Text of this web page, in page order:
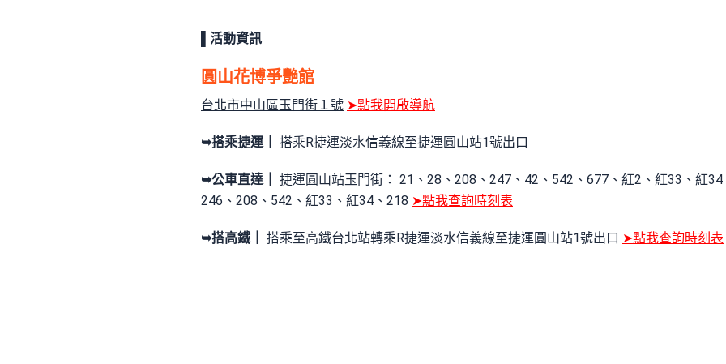
▌活動資訊
圓山花博爭艷館
台北市中山區玉門街１號 ➤點我開啟導航
➥搭乘捷運｜ 搭乘R捷運淡水信義線至捷運圓山站1號出口
➥公車直達｜
捷運圓山站玉門街： 21、28、208、247、42、542、677、紅2、紅33、紅34
246、208、542、紅33、紅34、218 ➤點我查詢時刻表
➥搭高鐵｜ 搭乘至高鐵台北站轉乘R捷運淡水信義線至捷運圓山站1號出口 ➤點我查詢時刻表